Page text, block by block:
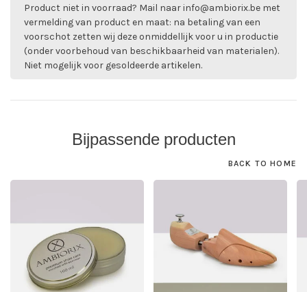
Product niet in voorraad? Mail naarinfo@ambiorix.be met
vermelding van product en maat: na betaling van een
voorschot zetten wij deze onmiddellijk voor u in productie
(onder voorbehoud van beschikbaarheid van materialen).
Niet mogelijk voor gesoldeerde artikelen.
Bijpassende producten
BACK TO HOME